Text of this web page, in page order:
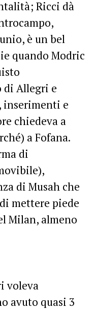
Ricci dà
è un bel
quando Modric
di Allegri e
inserimenti e
chiedeva a
a Fofana.
di
di Musah che
mettere piede
Milan, almeno
voleva
avuto quasi 3